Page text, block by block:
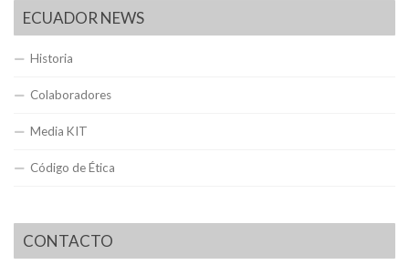
ECUADOR NEWS
Historia
Colaboradores
Media KIT
Código de Ética
CONTACTO